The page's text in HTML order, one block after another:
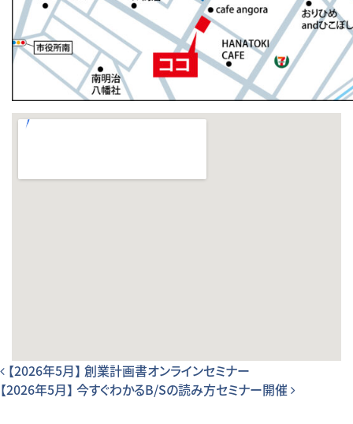
投稿ナビゲーション
【2026年5月】 創業計画書オンラインセミナー
【2026年5月】 今すぐわかるB/Sの読み方セミナー開催